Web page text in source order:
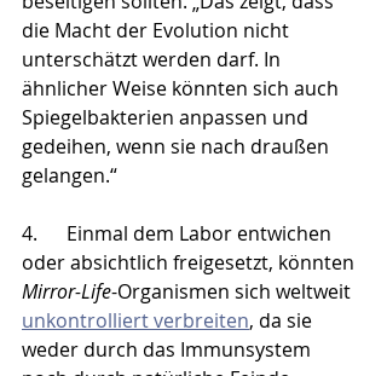
die Macht der Evolution nicht
unterschätzt werden darf. In
ähnlicher Weise könnten sich auch
Spiegelbakterien anpassen und
gedeihen, wenn sie nach draußen
gelangen.“
4.      Einmal dem Labor entwichen
oder absichtlich freigesetzt, könnten
Mirror-Life-Organismen sich weltweit
unkontrolliert verbreiten, da sie
weder durch das Immunsystem